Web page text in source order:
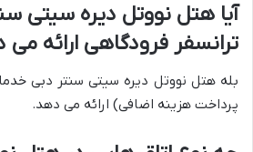
آیا هتل نووتل دیره سیتی
ترانسفر فرودگاهی ارائه
بله هتل نووتل دیره سیتی سنتر دبی
پرداخت هزینه اضافی) ارائه می دهد.